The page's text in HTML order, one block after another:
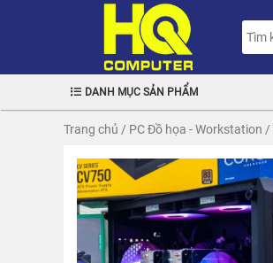
DANH MỤC SẢN PHẨM
Trang chủ / PC Đồ họa - Workstation /